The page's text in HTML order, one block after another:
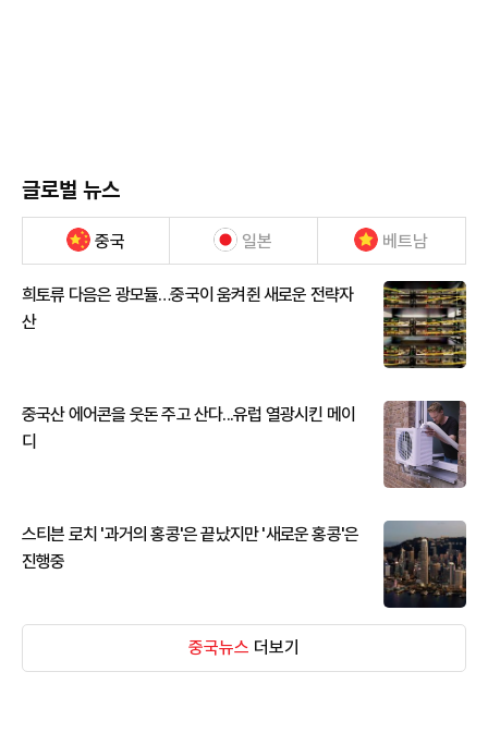
글로벌 뉴스
중국 일본 베트남
희토류 다음은 광모듈…중국이 움켜쥔 새로운 전략자
산
중국산 에어콘을 웃돈 주고 산다...유럽 열광시킨 메이
디
스티븐 로치 '과거의 홍콩'은 끝났지만 '새로운 홍콩'은
진행중
중국뉴스 더보기